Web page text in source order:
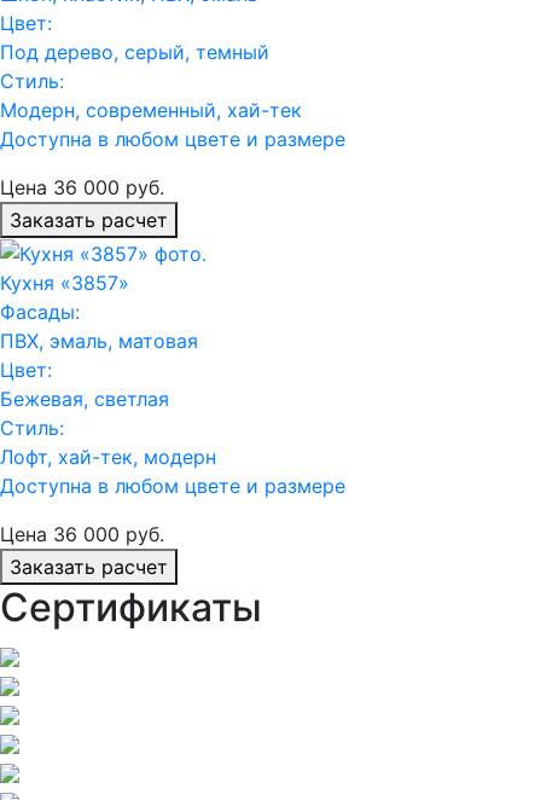
Цвет:
Под дерево, серый, темный
Стиль:
Модерн, современный, хай-тек
Доступна в любом цвете и размере
Цена 36 000 руб.
Заказать расчет
Кухня «3857»
Фасады:
ПВХ, эмаль, матовая
Цвет:
Бежевая, светлая
Стиль:
Лофт, хай-тек, модерн
Доступна в любом цвете и размере
Цена 36 000 руб.
Заказать расчет
Сертификаты